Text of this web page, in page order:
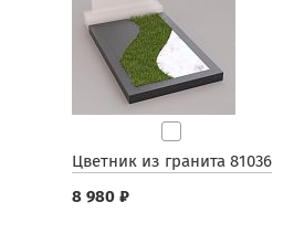
Цветник из гранита 81036
8 980 ₽